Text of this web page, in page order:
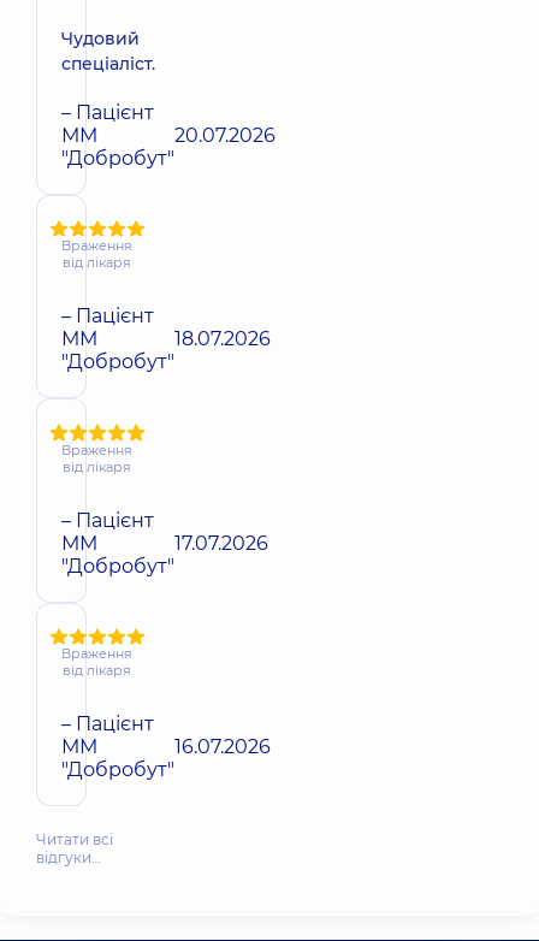
Чудовий
спеціаліст.
– Пацієнт
ММ
"Добробут"
20.07.2026
Враження
від лікаря
– Пацієнт
ММ
"Добробут"
18.07.2026
Враження
від лікаря
– Пацієнт
ММ
"Добробут"
17.07.2026
Враження
від лікаря
– Пацієнт
ММ
"Добробут"
16.07.2026
Читати всі
відгуки…